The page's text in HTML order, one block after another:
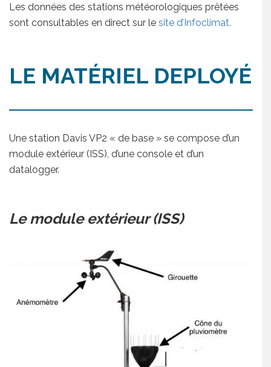
Les données des stations météorologiques prêtées
sont consultables en direct sur le site d’Infoclimat.
LE MATÉRIEL DEPLOYÉ
Une station Davis VP2 « de base » se compose d’un
module extérieur (ISS), d’une console et d’un
datalogger.
Le module extérieur (ISS)